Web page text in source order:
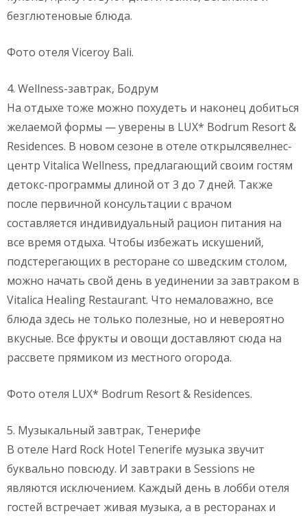
безглютеновые блюда.
Фото отеля Viceroy Bali.
4. Wellness-завтрак, Бодрум
На отдыхе тоже можно похудеть и наконец добиться
желаемой формы — уверены в LUX* Bodrum Resort &
Residences. В новом сезоне в отеле открылсявелнес-
центр Vitalica Wellness, предлагающий своим гостям
детокс-программы длиной от 3 до 7 дней. Также
после первичной консультации с врачом
составляется индивидуальный рацион питания на
все время отдыха. Чтобы избежать искушений,
подстерегающих в ресторане со шведским столом,
можно начать свой день в уединении за завтраком в
Vitalica Healing Restaurant. Что немаловажно, все
блюда здесь не только полезные, но и невероятно
вкусные. Все фрукты и овощи доставляют сюда на
рассвете прямиком из местного огорода.
Фото отеля LUX* Bodrum Resort & Residences.
5. Музыкальный завтрак, Тенерифе
В отеле Hard Rock Hotel Tenerife музыка звучит
буквально повсюду. И завтраки в Sessions не
являются исключением. Каждый день в лобби отеля
гостей встречает живая музыка, а в ресторанах и